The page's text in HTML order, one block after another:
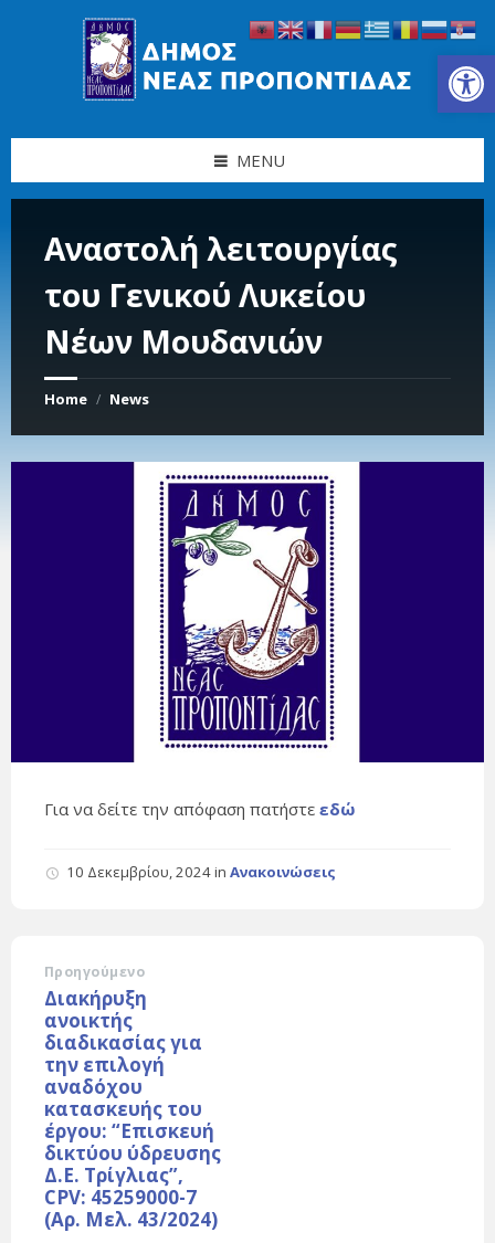
Ανοίξτε τη γραμμή εργαλείων
MENU
Αναστολή λειτουργίας
του Γενικού Λυκείου
Νέων Μουδανιών
Home / News
Για να δείτε την απόφαση πατήστε εδώ
10 Δεκεμβρίου, 2024in Ανακοινώσεις
Προηγούμενο
Διακήρυξη
ανοικτής
διαδικασίας για
την επιλογή
αναδόχου
κατασκευής του
έργου: “Επισκευή
δικτύου ύδρευσης
Δ.Ε. Τρίγλιας”,
CPV: 45259000-7
(Αρ. Μελ. 43/2024)